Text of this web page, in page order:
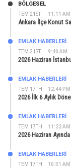
TEM 21ST 11:11 AM
BÖLGESEL
Ankara İlçe Konut
TEM 21ST 9:40 AM
EMLAK HABERLERI
2026 Haziran
TEM 17TH 12:44 PM
EMLAK HABERLERI
2026 İlk 6 Aylık
TEM 17TH 11:22 AM
EMLAK HABERLERI
2026 Haziran
TEM 17TH 10:31 AM
EMLAK HABERLERI